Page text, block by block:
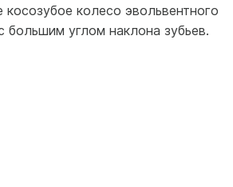
колесо эвольвентного
большим углом наклона зубьев.